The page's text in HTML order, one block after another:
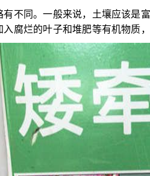
不同。一般来说，土壤应该是
腐烂的叶子和堆肥等有机物质